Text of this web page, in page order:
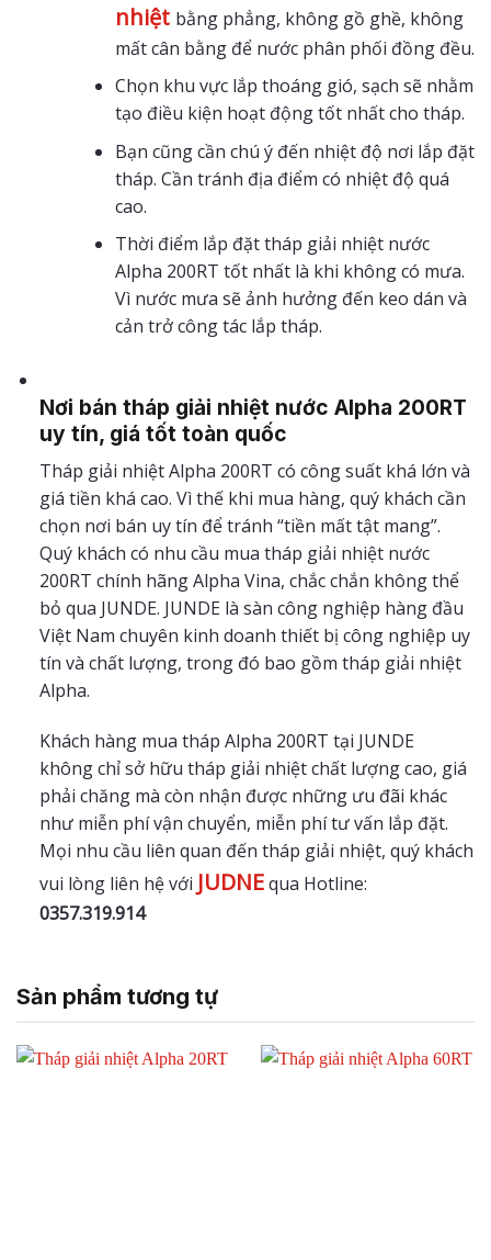
nhiệt bằng phẳng, không gồ ghề, không
mất cân bằng để nước phân phối đồng đều.
Chọn khu vực lắp thoáng gió, sạch sẽ nhằm
tạo điều kiện hoạt động tốt nhất cho tháp.
Bạn cũng cần chú ý đến nhiệt độ nơi lắp đặt
tháp. Cần tránh địa điểm có nhiệt độ quá
cao.
Thời điểm lắp đặt tháp giải nhiệt nước
Alpha 200RT tốt nhất là khi không có mưa.
Vì nước mưa sẽ ảnh hưởng đến keo dán và
cản trở công tác lắp tháp.
Nơi bán tháp giải nhiệt nước Alpha 200RT
uy tín, giá tốt toàn quốc
Tháp giải nhiệt Alpha 200RT có công suất khá lớn và
giá tiền khá cao. Vì thế khi mua hàng, quý khách cần
chọn nơi bán uy tín để tránh “tiền mất tật mang”.
Quý khách có nhu cầu mua tháp giải nhiệt nước
200RT chính hãng Alpha Vina, chắc chắn không thể
bỏ qua JUNDE. JUNDE là sàn công nghiệp hàng đầu
Việt Nam chuyên kinh doanh thiết bị công nghiệp uy
tín và chất lượng, trong đó bao gồm tháp giải nhiệt
Alpha.
Khách hàng mua tháp Alpha 200RT tại JUNDE
không chỉ sở hữu tháp giải nhiệt chất lượng cao, giá
phải chăng mà còn nhận được những ưu đãi khác
như miễn phí vận chuyển, miễn phí tư vấn lắp đặt.
Mọi nhu cầu liên quan đến tháp giải nhiệt, quý khách
vui lòng liên hệ với JUDNEqua Hotline:
0357.319.914
Sản phẩm tương tự